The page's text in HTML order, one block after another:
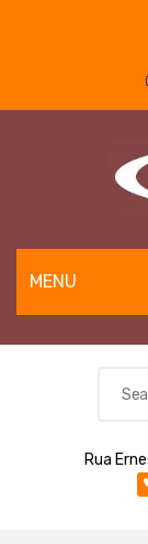
MENU
EQUINOS
BOVINOS E
MATERIAIS E
Rua